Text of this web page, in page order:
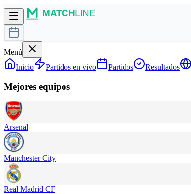
Menú
Inicio
Partidos en vivo Partidos Resultados
Mejores equipos
Arsenal
Manchester City
Real Madrid CF